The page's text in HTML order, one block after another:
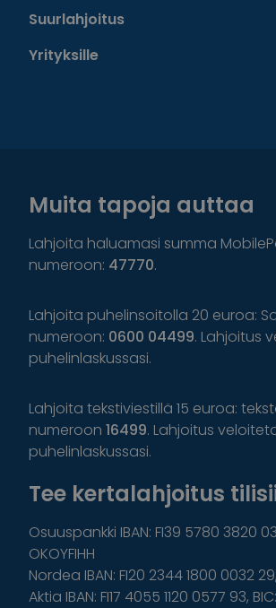
Suurlahjoitus
Yrityksille
Muita tapoja auttaa
Lahjoita haluamasi summa
numeroon: 47770.
Lahjoita puhelinsoitolla 20 euroa:
numeroon: 0600 04499. Lahjoitus
puhelinlaskussasi.
Lahjoita tekstiviestillä 15 euroa:
numeroon 16499. Lahjoitus
puhelinlaskussasi.
Tee kertalahjoitus
Osuuspankki IBAN: FI39 5780 3820
OKOYFIHH
Nordea IBAN: FI20 2344 1800 0032 29,
Aktia IBAN: FI17 4055 1120 0577 93, BIC: